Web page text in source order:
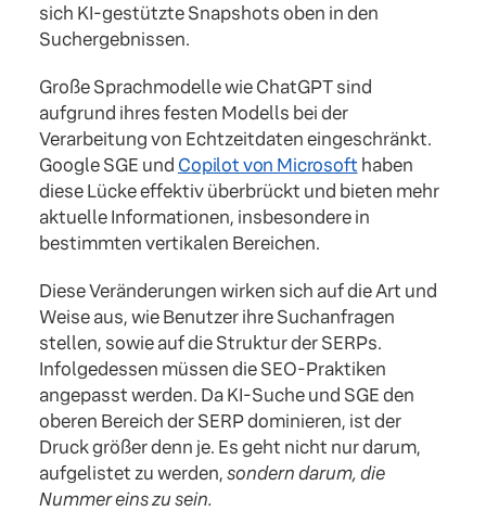
sich KI-gestützte Snapshots oben in den
Suchergebnissen.
Große Sprachmodelle wie ChatGPT sind
aufgrund ihres festen Modells bei der
Verarbeitung von Echtzeitdaten eingeschränkt.
Google SGE und Copilot von Microsoft haben
diese Lücke effektiv überbrückt und bieten mehr
aktuelle Informationen, insbesondere in
bestimmten vertikalen Bereichen.
Diese Veränderungen wirken sich auf die Art und
Weise aus, wie Benutzer ihre Suchanfragen
stellen, sowie auf die Struktur der SERPs.
Infolgedessen müssen die SEO-Praktiken
angepasst werden. Da KI-Suche und SGE den
oberen Bereich der SERP dominieren, ist der
Druck größer denn je. Es geht nicht nur darum,
aufgelistet zu werden,sondern darum, die
Nummer eins zu sein.